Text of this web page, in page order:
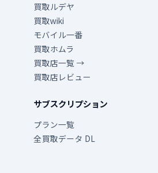
買取ルデヤ
買取wiki
モバイル一番
買取ホムラ
買取店一覧 →
買取店レビュー
サブスクリプション
プラン一覧
全買取データ DL